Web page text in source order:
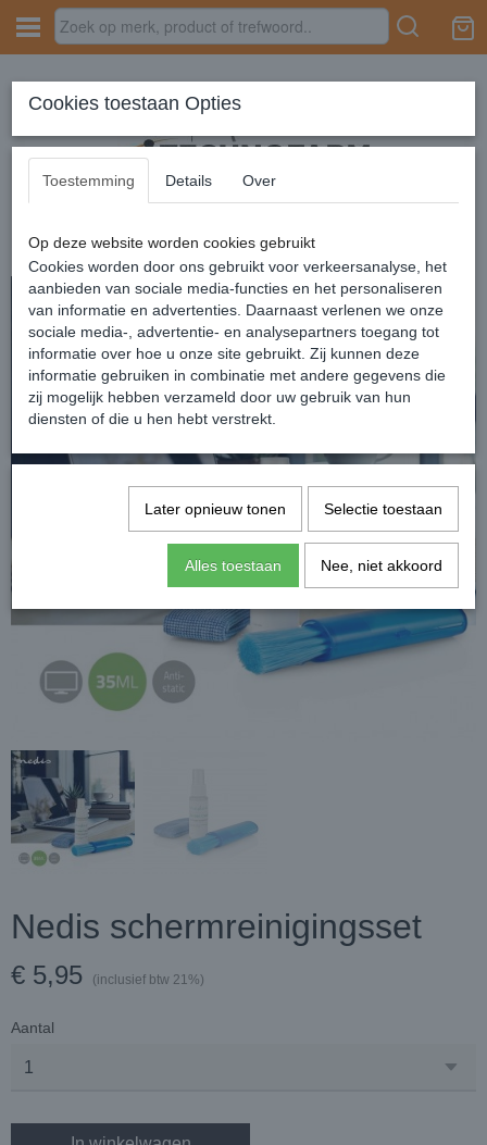
Home › Overig › Nedis schermreinigingsset
Nedis schermreinigingsset
€ 5,95 (inclusief btw 21%)
Aantal
Cookies toestaan Opties
Toestemming Details Over
Op deze website worden cookies gebruikt
Cookies worden door ons gebruikt voor verkeersanalyse, het
aanbieden van sociale media-functies en het personaliseren
van informatie en advertenties. Daarnaast verlenen we onze
sociale media-, advertentie- en analysepartners toegang tot
informatie over hoe u onze site gebruikt. Zij kunnen deze
informatie gebruiken in combinatie met andere gegevens die
zij mogelijk hebben verzameld door uw gebruik van hun
diensten of die u hen hebt verstrekt.
Later opnieuw tonen Selectie toestaan
Alles toestaan Nee, niet akkoord